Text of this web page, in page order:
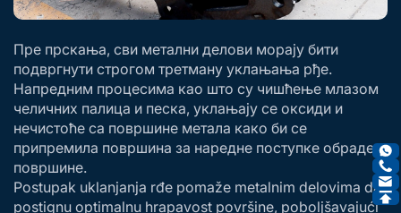
Пре прскања, сви метални делови морају бити
подвргнути строгом третману уклањања рђе.
Напредним процесима као што су чишћење млазом
челичних палица и песка, уклањају се оксиди и
нечистоће са површине метала како би се
припремила површина за наредне поступке обраде
површине.
Postupak uklanjanja rđe pomaže metalnim delovima da
postignu optimalnu hrapavost površine, poboljšavajući